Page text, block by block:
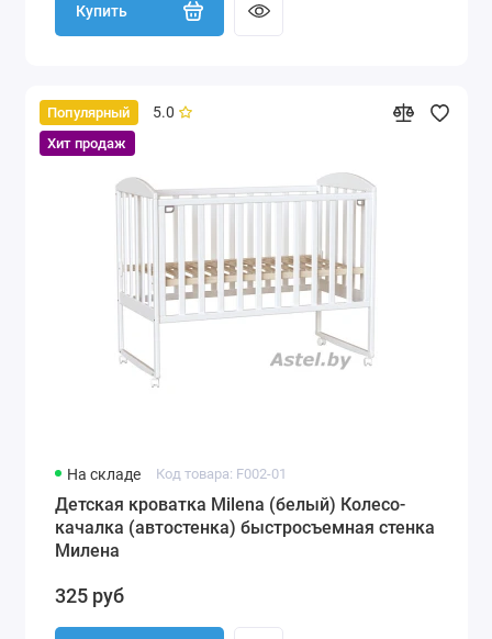
Купить
Популярный
Хит продаж
5.0
На складе Код товара: F002-01
Детская кроватка Milena (белый) Колесо-
качалка (автостенка) быстросъемная стенка
Милена
325 руб